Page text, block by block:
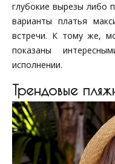
глубокие вырезы либо
варианты платья
встречи. К тому же,
показаны
исполнении.
Трендовые